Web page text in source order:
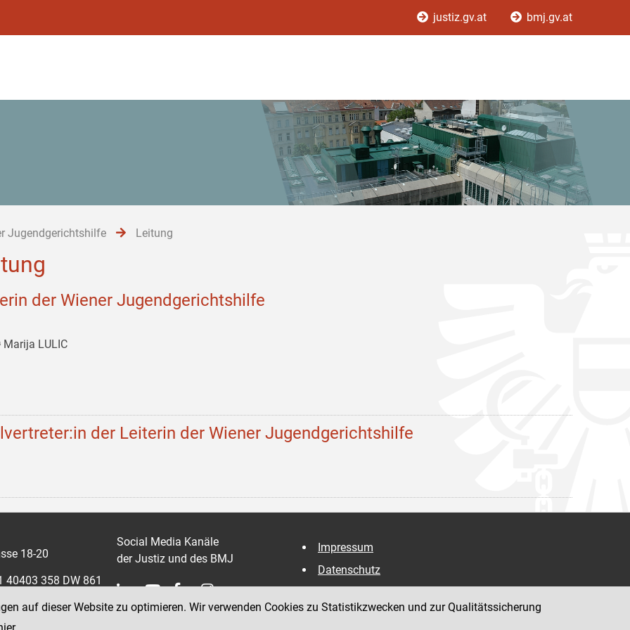
justiz.gv.at bmj.gv.at
Jugendgerichtshilfe Leitung
der Wiener Jugendgerichtshilfe
Marija LULIC
der Leiterin der Wiener Jugendgerichtshilfe
18-20
40403 358 DW 861
358 865
Social Media Kanäle
der Justiz und des BMJ
Impressum
Datenschutz
Hinweisgeber:innenplattform (für Mitarbeiter:innen)
auf dieser Website zu optimieren. Wir verwenden Cookies zu Statistikzwecken und zur Qualitätssicherung